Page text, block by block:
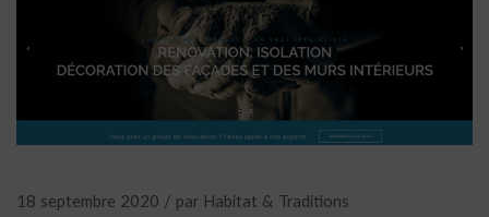
18 septembre 2020 / par Habitat & Traditions